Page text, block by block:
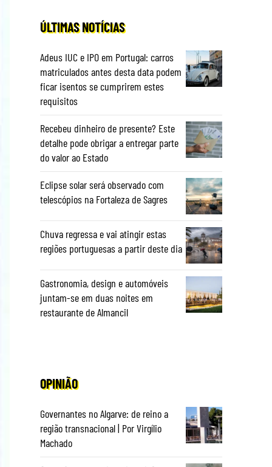
ÚLTIMAS NOTÍCIAS
Adeus IUC e IPO em Portugal: carros
matriculados antes desta data podem
ficar isentos se cumprirem estes
requisitos
Recebeu dinheiro de presente? Este
detalhe pode obrigar a entregar parte
do valor ao Estado
Eclipse solar será observado com
telescópios na Fortaleza de Sagres
Chuva regressa e vai atingir estas
regiões portuguesas a partir deste dia
Gastronomia, design e automóveis
juntam-se em duas noites em
restaurante de Almancil
OPINIÃO
Governantes no Algarve: de reino a
região transnacional | Por Virgílio
Machado